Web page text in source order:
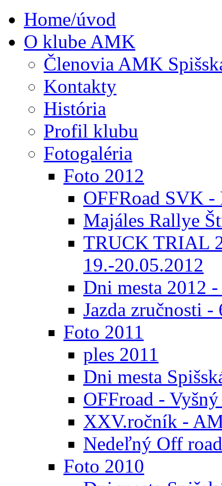
Home/úvod
O klube AMK
Členovia AMK
Kontakty
História
Profil klubu
Fotogaléria
Foto 2012
OFFRoad SVK -
Majáles Rallye
TRUCK TRIAL
19.-20.05.2012
Dni mesta 2012
Jazda zručnosti
Foto 2011
ples 2011
Dni mesta
OFFroad -
XXV.ročník -
Nedeľný Off
Foto 2010